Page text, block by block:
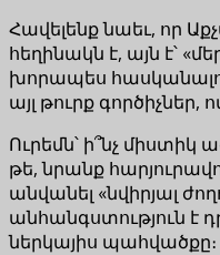
Հավելենք նաեւ, որ
հեղինակն է, այն է՝
խորապես
այլ թուրք գործիչներ,
Ուրեմն՝ ի՞նչ
թե, նրանք
անվանել «նվիրյալ
անհանգստություն է
ներկայիս պահվածքը։